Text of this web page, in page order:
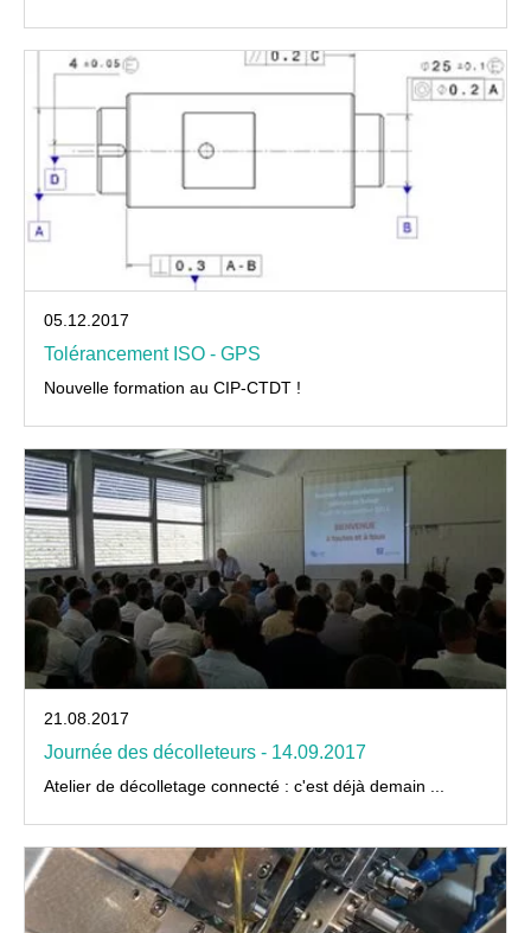
05.12.2017
Tolérancement ISO - GPS
Nouvelle formation au CIP-CTDT !
21.08.2017
Journée des décolleteurs - 14.09.2017
Atelier de décolletage connecté : c'est déjà demain ...